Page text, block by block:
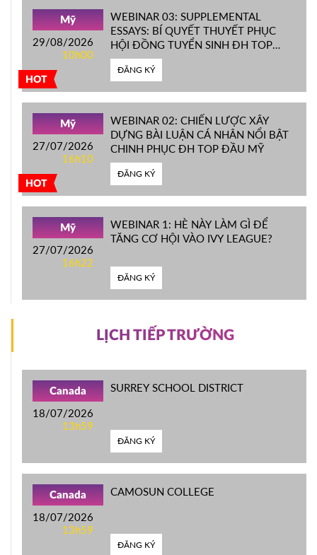
HOT
Mỹ
29/08/2026
10h00
WEBINAR 03: SUPPLEMENTAL
ESSAYS: BÍ QUYẾT THUYẾT PHỤC
HỘI ĐỒNG TUYỂN SINH ĐH TOP
ĐẦU MỸ
ĐĂNG KÝ
HOT
Mỹ
27/07/2026
16h10
WEBINAR 02: CHIẾN LƯỢC XÂY
DỰNG BÀI LUẬN CÁ NHÂN NỔI BẬT
CHINH PHỤC ĐH TOP ĐẦU MỸ
ĐĂNG KÝ
Mỹ
27/07/2026
16h22
WEBINAR 1: HÈ NÀY LÀM GÌ ĐỂ
TĂNG CƠ HỘI VÀO IVY LEAGUE?
ĐĂNG KÝ
LỊCH TIẾP TRƯỜNG
Canada
18/07/2026
13h59
SURREY SCHOOL DISTRICT
ĐĂNG KÝ
Canada
18/07/2026
13h59
CAMOSUN COLLEGE
ĐĂNG KÝ